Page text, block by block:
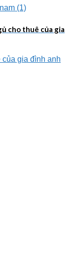
cho thuê của gia
gia đình anh